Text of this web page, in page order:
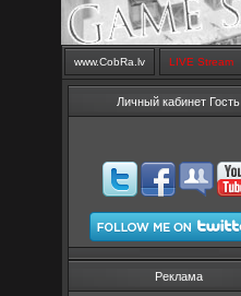
www.CobRa.lv LIVE Stream
Личный кабинет Гость
Реклама